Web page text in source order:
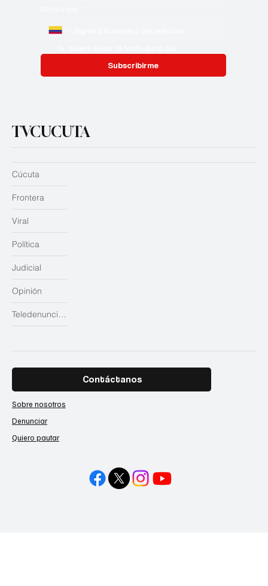
Subscribirme
TVCUCUTA
Judicial
Opinión
Teledenuncias
Cúcuta
Frontera
Viral
Política
Contáctanos
Sobre nosotros
Denunciar
Quiero pautar